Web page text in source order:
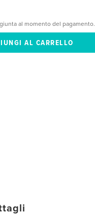
al momento del pagamento.